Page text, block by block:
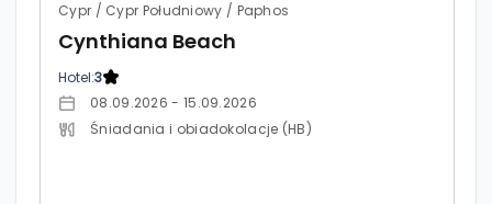
Cypr / Cypr Południowy / Paphos
Cynthiana Beach
Hotel:3
08.09.2026 - 15.09.2026
Śniadania i obiadokolacje (HB)